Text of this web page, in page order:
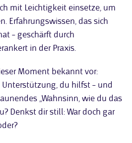
mit Leichtigkeit einsetze, um
Erfahrungswissen, das sich
– geschärft durch
in der Praxis.
Moment bekannt vor:
du hilfst – und
„Wahnsinn, wie du das
Denkst dir still: War doch gar